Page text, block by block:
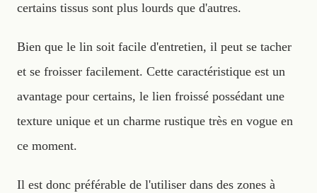
certains tissus sont plus lourds que d'autres.
Bien que le lin soit facile d'entretien, il peut se tacher
et se froisser facilement. Cette caractéristique est un
avantage pour certains, le lien froissé possédant une
texture unique et un charme rustique très en vogue en
ce moment.
Il est donc préférable de l'utiliser dans des zones à